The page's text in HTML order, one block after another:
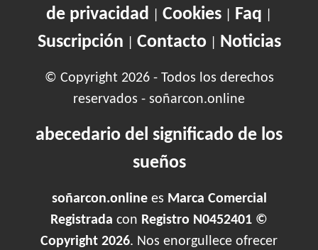
de privacidad Cookies Faq
Suscripción Contacto| Noticias
© Copyright 2026 - Todos los derechos
reservados - soñarcon.online
abecedario del significado de los
sueños
soñarcon.onlinees Marca Comercial
Registrada con Registro N0452401 ©
Copyright 2026. Nos enorgullece ofrecer